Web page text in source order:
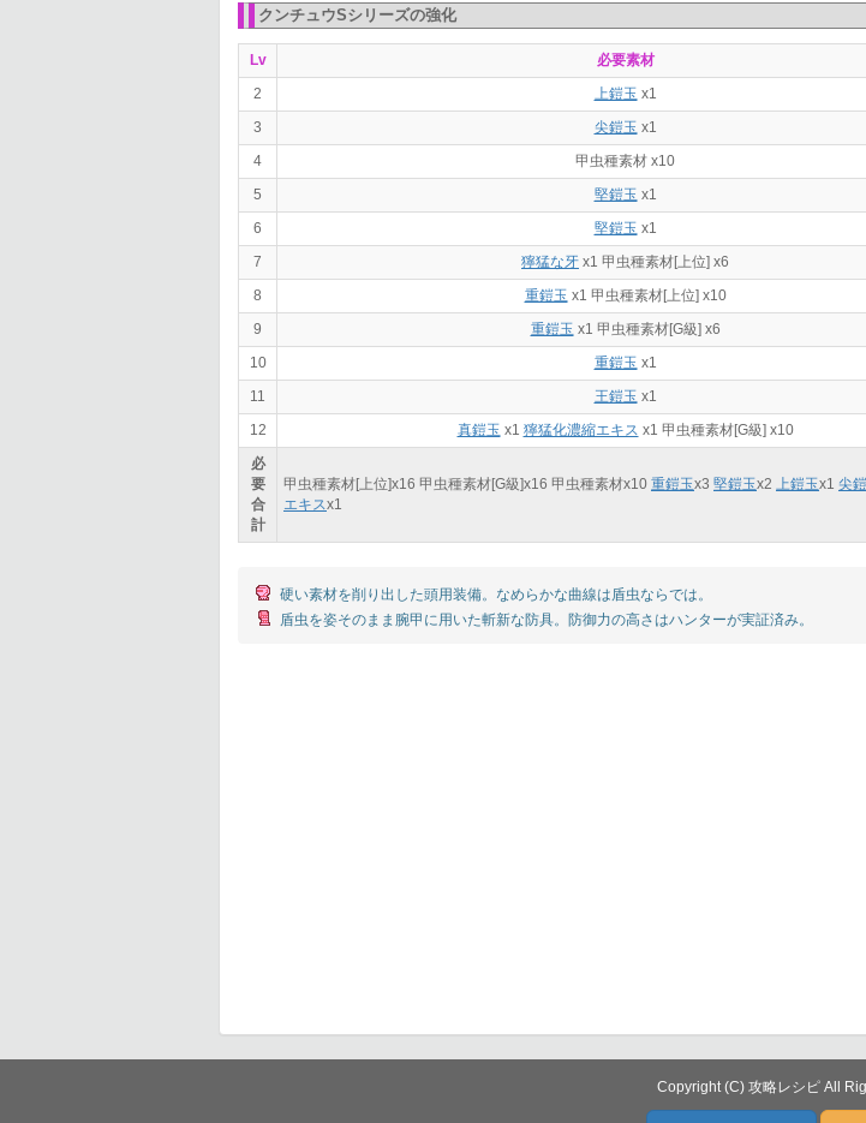
クンチュウSシリーズの強化
Lv 必要素材
2
上鎧玉 x1
3
尖鎧玉 x1
4
甲虫種素材 x10
5
堅鎧玉 x1
6
堅鎧玉 x1
7
獰猛な牙 x1 甲虫種素材[上位] x6
8
重鎧玉 x1 甲虫種素材[上位] x10
9
重鎧玉 x1 甲虫種素材[G級] x6
10
重鎧玉 x1
11
王鎧玉 x1
12
真鎧玉 x1 獰猛化濃縮エキス x1 甲虫種素材[G級] x10
必
要
合
計
甲虫種素材[上位]x16 甲虫種素材[G級]x16 甲虫種素材x10 重鎧玉x3 堅鎧玉x2 上鎧玉x1 尖
エキスx1
硬い素材を削り出した頭用装備。なめらかな曲線は盾虫ならでは。
盾虫を姿そのまま腕甲に用いた斬新な防具。防御力の高さはハンターが実証済み。
Copyright (C) 攻略レシピ All